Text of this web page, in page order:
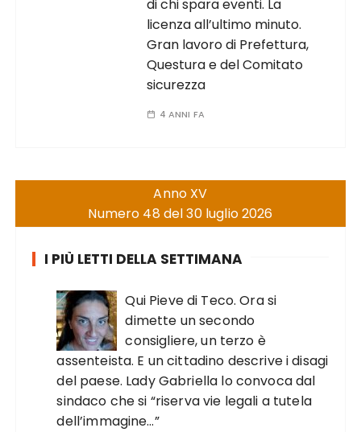
di chi spara eventi. La
licenza all’ultimo minuto.
Gran lavoro di Prefettura,
Questura e del Comitato
sicurezza
4 ANNI FA
Anno XV
Numero 48 del 30 luglio 2026
I PIÙ LETTI DELLA SETTIMANA
Qui Pieve di Teco. Ora si
dimette un secondo
consigliere, un terzo è
assenteista. E un cittadino descrive i disagi
del paese. Lady Gabriella lo convoca dal
sindaco che si “riserva vie legali a tutela
dell’immagine…”